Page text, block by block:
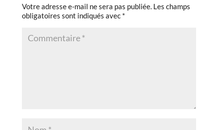
Votre adresse e-mail ne sera pas publiée. Les champs
obligatoires sont indiqués avec *